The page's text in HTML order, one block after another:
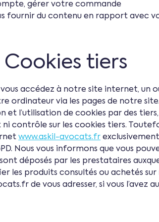
gérer votre commande
fournir du contenu en rapport avec
Cookies tiers
vous accédez à notre site internet, un
ordinateur via les pages de notre site.
et l’utilisation de cookies par des
ni contrôle sur les cookies tiers.
www.askil-avocats.fr
Nous vous informons que vous
déposés par les prestataires
les produits consultés ou achetés
de vous adresser, si vous l’avez